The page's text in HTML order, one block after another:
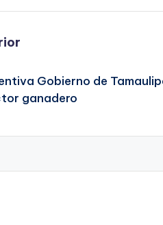
Gobierno de
ganadero